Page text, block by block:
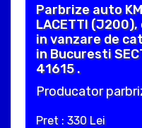
Parbrize auto
LACETTI
in vanzare de
in Bucuresti
41615 .
Producator
Pret : 330 Lei